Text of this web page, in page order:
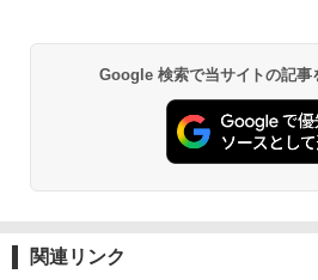
￥2,479
地球の歩き方 ス
PYKES PEAK (パ
ト プライバシー
人用 折りたたみ
ーチ ピクニック
易 トイレテント (
GRANDOOR ス
コンパクト 保冷
￥2,980
DEWEL パラソル
Google 検索で当サイトの記事
関連リンク